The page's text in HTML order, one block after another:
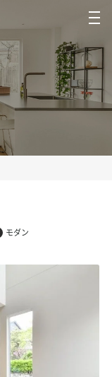
モダン